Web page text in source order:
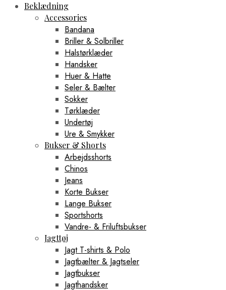
Beklædning
Accessories
Bandana
Briller & Solbriller
Halstørklæder
Handsker
Huer & Hatte
Seler & Bælter
Sokker
Tørklæder
Undertøj
Ure & Smykker
Bukser & Shorts
Arbejdsshorts
Chinos
Jeans
Korte Bukser
Lange Bukser
Sportshorts
Vandre- & Friluftsbukser
Jagttøj
Jagt T-shirts & Polo
Jagtbælter & Jagtseler
Jagtbukser
Jagthandsker